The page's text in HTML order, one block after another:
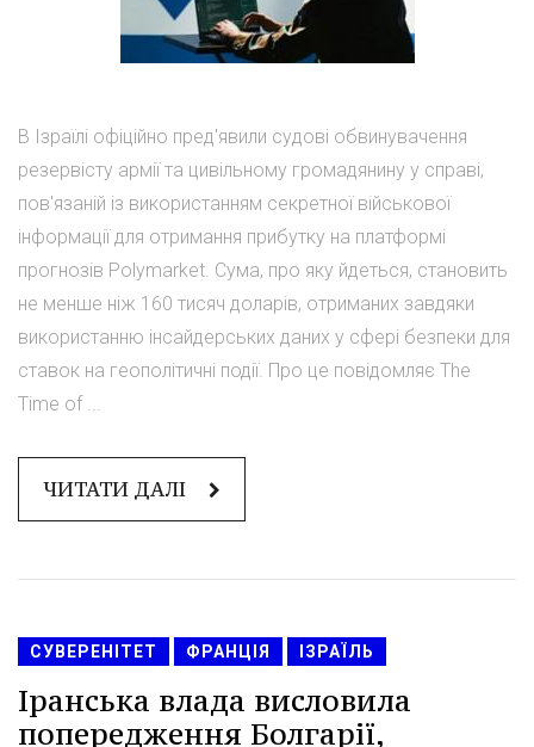
В Ізраїлі офіційно пред'явили судові обвинувачення
резервісту армії та цивільному громадянину у справі,
пов'язаній із використанням секретної військової
інформації для отримання прибутку на платформі
прогнозів Polymarket. Сума, про яку йдеться, становить
не менше ніж 160 тисяч доларів, отриманих завдяки
використанню інсайдерських даних у сфері безпеки для
ставок на геополітичні події. Про це повідомляє The
Time of ...
ЧИТАТИ ДАЛІ
СУВЕРЕНІТЕТ ФРАНЦІЯ ІЗРАЇЛЬ
Іранська влада висловила
попередження Болгарії,